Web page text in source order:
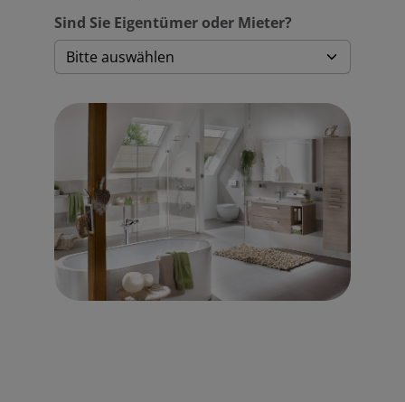
Sind Sie Eigentümer oder Mieter?